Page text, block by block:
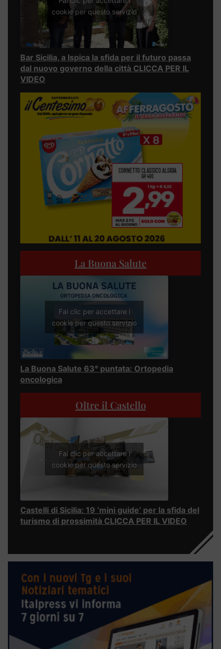
cookie per questo servizio
Bar Sicilia, a Ispica la sfida per il futuro passa
dal nuovo governo della città CLICCA PER IL
VIDEO
La Buona Salute
Fai clic per accettare i
cookie per questo servizio
La Buona Salute 63° puntata: Ortopedia
oncologica
Oltre il Castello
Fai clic per accettare i
cookie per questo servizio
Castelli di Sicilia: 19 ‘mini guide’ per la sfida del
turismo di prossimità CLICCA PER IL VIDEO